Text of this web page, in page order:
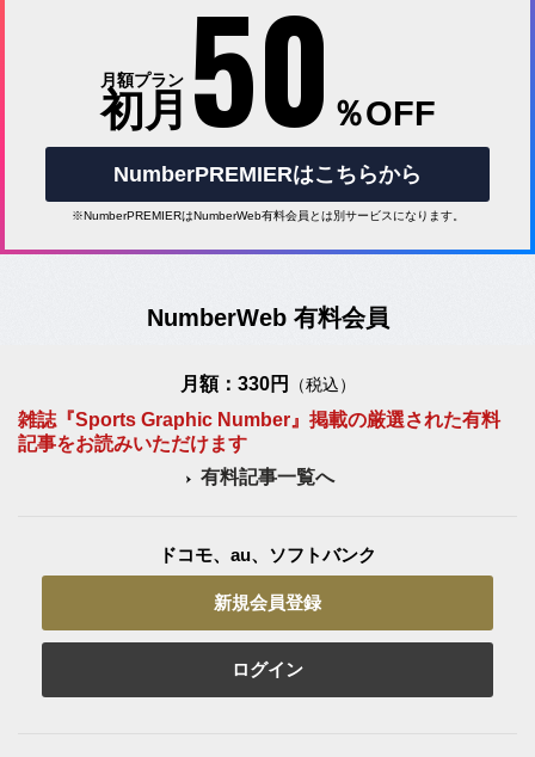
月額プラン
初月 50 ％OFF
NumberPREMIERはこちらから
※NumberPREMIERはNumberWeb有料会員とは別サービスになります。
NumberWeb 有料会員
月額：330円 （税込）
雑誌『Sports Graphic Number』掲載の厳選された有料
記事をお読みいただけます
有料記事一覧へ
ドコモ、au、ソフトバンク
新規会員登録
ログイン